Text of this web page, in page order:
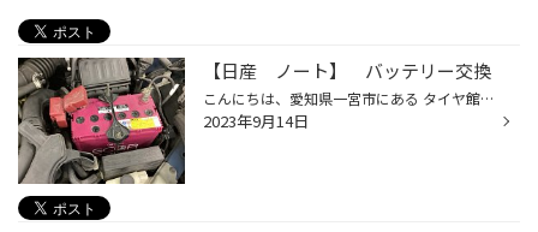
【日産 ノート】 バッテリー交換
こんにちは、愛知県一宮市にある タイヤ館一宮バイパス店です。 一宮市内だけでなく、 江南市・北名古屋市・岩倉市・羽島市などからも ご来店いただきまして、ありがとうございます！ 【タイヤ館一宮アクセスMAP】↓ https://www.taiyakan.co.jp/shop/ichinomiya-b/about/access/ 本日の作業ご紹介で...
2023年9月14日